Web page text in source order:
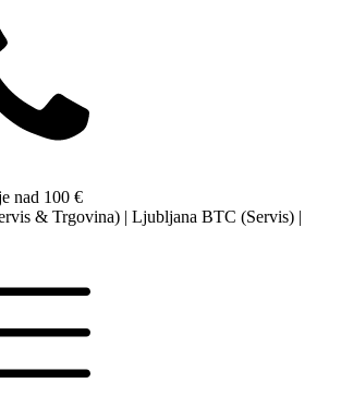
nad 100 €
& Trgovina) | Ljubljana BTC (Servis) |